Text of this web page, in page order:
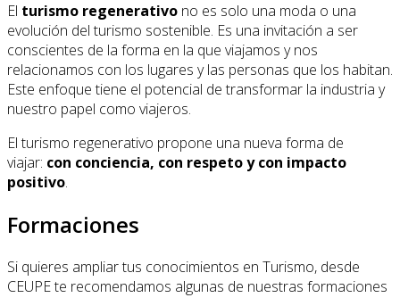
El turismo regenerativo no es solo una moda o una
evolución del turismo sostenible. Es una invitación a ser
conscientes de la forma en la que viajamos y nos
relacionamos con los lugares y las personas que los habitan.
Este enfoque tiene el potencial de transformar la industria y
nuestro papel como viajeros.
El turismo regenerativo propone una nueva forma de
viajar: con conciencia, con respeto y con impacto
positivo.
Formaciones
Si quieres ampliar tus conocimientos en Turismo, desde
CEUPE te recomendamos algunas de nuestras formaciones